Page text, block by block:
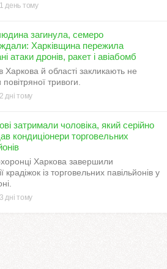
1 день тому
загинула, семеро
Харківщина пережила
атаки дронів, ракет і авіабомб
Харкова й області закликають не
тривоги.
2 дні тому
затримали чоловіка, який серійно
кондиціонери торговельних
Харкова завершили
крадіжок із торговельних павільйонів у
3 дні тому